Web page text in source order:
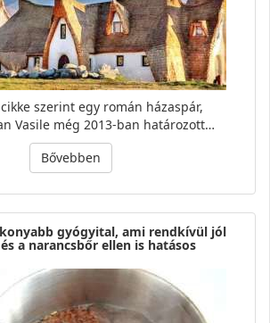
szerint egy román házaspár,
Vasile még 2013-ban határozott…
Bővebben
gyógyital, ami rendkívül jól
a narancsbőr ellen is hatásos